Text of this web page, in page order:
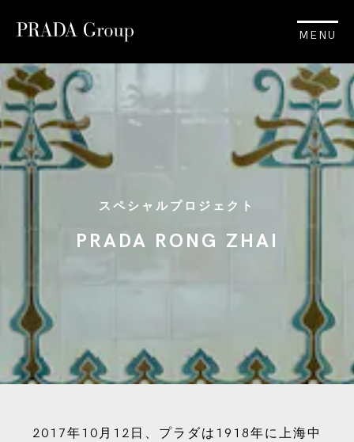
MENU
スペシャルプロジェクト
PRADA RONG ZHAI
2017年10月12日、プラダは1918年に上海中